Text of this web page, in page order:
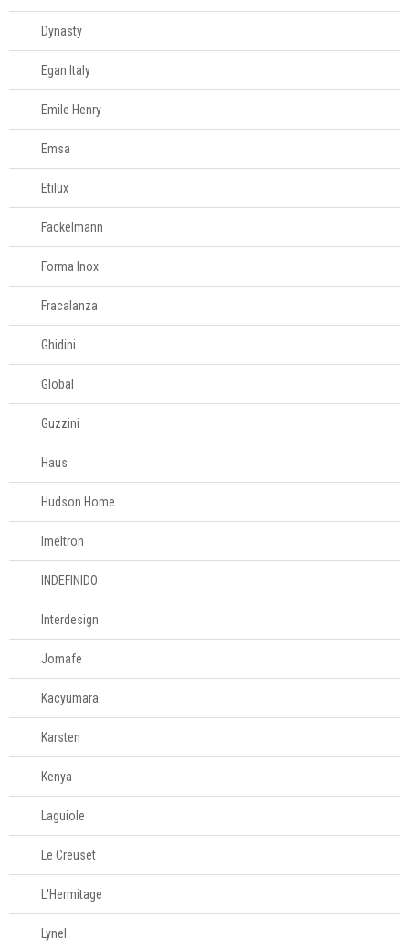
Dynasty
Egan Italy
Emile Henry
Emsa
Etilux
Fackelmann
Forma Inox
Fracalanza
Ghidini
Global
Guzzini
Haus
Hudson Home
Imeltron
INDEFINIDO
Interdesign
Jomafe
Kacyumara
Karsten
Kenya
Laguiole
Le Creuset
L'Hermitage
Lynel